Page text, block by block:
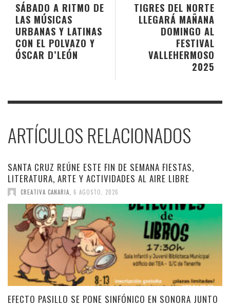
TIGRES DEL NORTE
LLEGARÁ MAÑANA
DOMINGO AL
FESTIVAL
VALLEHERMOSO
2025
SÁBADO A RITMO DE
LAS MÚSICAS
URBANAS Y LATINAS
CON EL POLVAZO Y
ÓSCAR D’LEÓN
ARTÍCULOS RELACIONADOS
SANTA CRUZ REÚNE ESTE FIN DE SEMANA FIESTAS,
LITERATURA, ARTE Y ACTIVIDADES AL AIRE LIBRE
CREATIVA CANARIA 6 AGOSTO, 2026
EFECTO PASILLO SE PONE SINFÓNICO EN SONORA JUNTO